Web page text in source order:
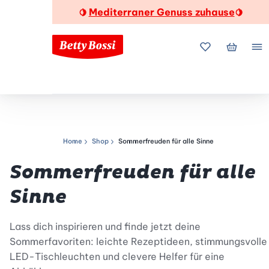
🍋 Mediterraner Genuss zuhause🍋
MeineMein
Navigationspfad
Home Shop Sommerfreuden für alle Sinne
Sommerfreuden für alle
Sinne
Lass dich inspirieren und finde jetzt deine
Sommerfavoriten: leichte Rezeptideen, stimmungsvolle
LED-Tischleuchten und clevere Helfer für eine